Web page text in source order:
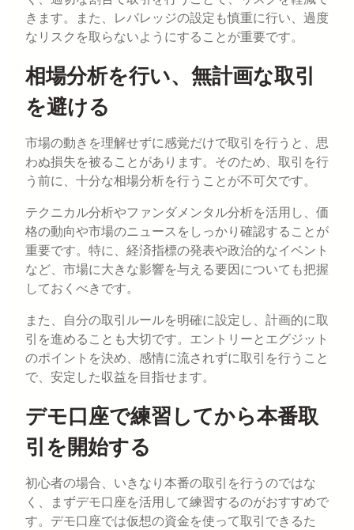
きます。また、レバレッジの設定も慎重に行い、過度
なリスクを取らないようにすることが重要です。
相場分析を行い、無計画な取引
を避ける
市場の動きを理解せずに感覚だけで取引を行うと、思
わぬ損失を被ることがあります。そのため、取引を行
う前に、十分な相場分析を行うことが不可欠です。
テクニカル分析やファンダメンタル分析を活用し、価
格の動向や市場のニュースをしっかり確認することが
重要です。特に、経済指標の発表や政治的なイベント
など、市場に大きな影響を与える要因についても把握
しておくべきです。
また、自分の取引ルールを明確に設定し、計画的に取
引を進めることも大切です。エントリーとエグジット
のポイントを決め、感情に流されずに取引を行うこと
で、安定した収益を目指せます。
デモ口座で練習してから本番取
引を開始する
初心者の場合、いきなり本番の取引を行うのではな
く、まずデモ口座を活用して練習するのがおすすめで
す。デモ口座では仮想の資金を使って取引できるた